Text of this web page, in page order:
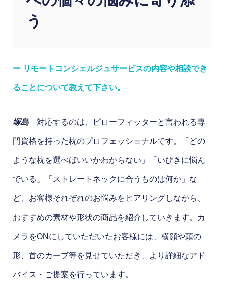
う
ー リモートコンシェルジュサービスの内容や相談でき
ることについて教えて下さい。
塚島対応するのは、ピローフィッターと言われる専
門資格を持った枕のプロフェッショナルです。「どの
ような枕を選べばいいかわからない」「いびきに悩ん
でいる」「ストレートネックに合うものは何か」な
ど、お客様それぞれのお悩みをヒアリングしながら、
おすすめの素材や形状の商品を紹介していきます。カ
メラをONにしていただいたお客様には、横顔や頭の
形、首のカーブ等を見せていただき、より詳細なアド
バイス・ご提案を行っています。